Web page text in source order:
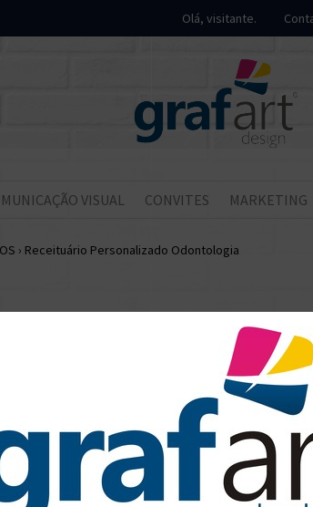
Olá, visitante.
VISUAL CONVITES MARKETING
› Receituário Personalizado Odontologia